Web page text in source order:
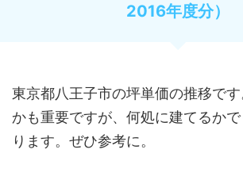
2016年度分）
東京都八王子市の坪単価の推移で
かも重要ですが、何処に建てるか
ります。ぜひ参考に。